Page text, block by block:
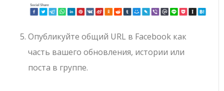
Опубликуйте общий URL в Facebook как
часть вашего обновления, истории или
поста в группе.